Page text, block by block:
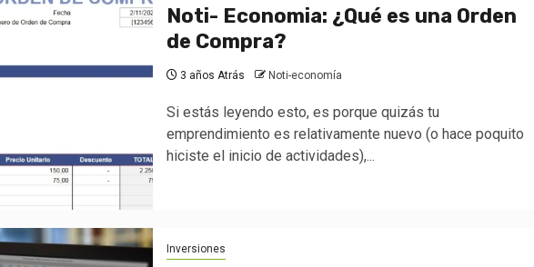
Noti- Economia: ¿Qué es una Orden
de Compra?
3 años Atrás Noti-economía
Si estás leyendo esto, es porque quizás tu
emprendimiento es relativamente nuevo (o hace poquito
hiciste el inicio de actividades),...
Inversiones